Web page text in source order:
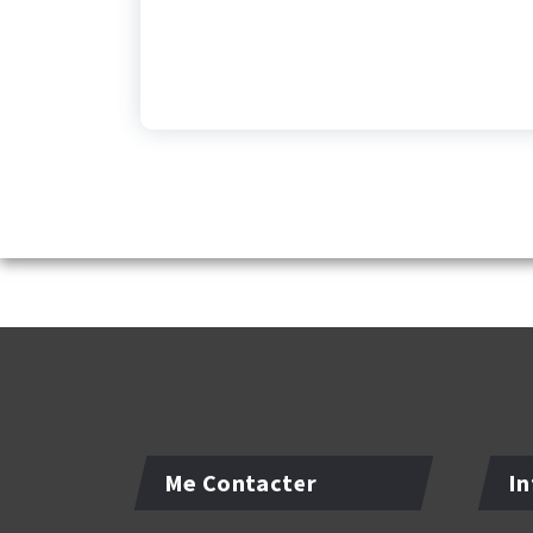
Me Contacter